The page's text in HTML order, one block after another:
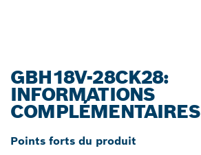
GBH18V-28CK28:
INFORMATIONS
COMPLÉMENTAIRES
Points forts du produit